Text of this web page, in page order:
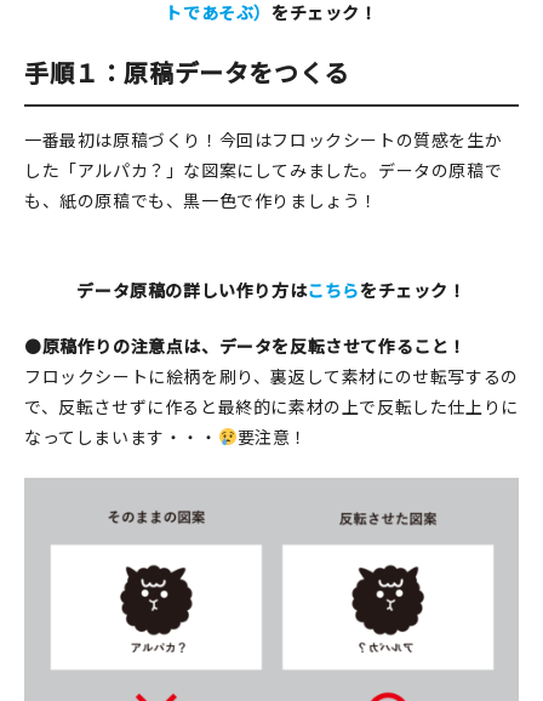
読みもの
イベント・ワークショップ
おしらせ
マイアカウント
カートを見る
よくある質問
トであそぶ） をチェック！
手順１：原稿データをつくる
一番最初は原稿づくり！今回はフロックシートの質感を生か
した「アルパカ？」な図案にしてみました。データの原稿で
も、紙の原稿でも、黒一色で作りましょう！
データ原稿の詳しい作り方はこちらをチェック！
●原稿作りの注意点は、データを反転させて作ること！
フロックシートに絵柄を刷り、裏返して素材にのせ転写するの
で、反転させずに作ると最終的に素材の上で反転した仕上りに
なってしまいます・・・
要注意！